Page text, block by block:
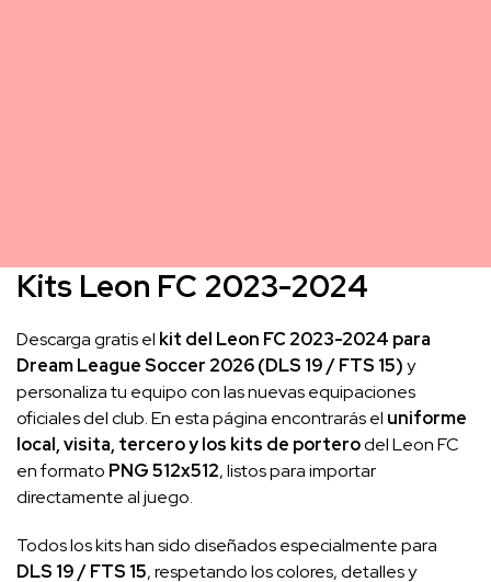
Kits Leon FC 2023-2024
Descarga gratis el kit del Leon FC 2023-2024 para
Dream League Soccer 2026 (DLS 19 / FTS 15)y
personaliza tu equipo con las nuevas equipaciones
oficiales del club. En esta página encontrarás el uniforme
local, visita, tercero y los kits de porterodel Leon FC
en formato PNG 512x512, listos para importar
directamente al juego.
Todos los kits han sido diseñados especialmente para
DLS 19 / FTS 15, respetando los colores, detalles y